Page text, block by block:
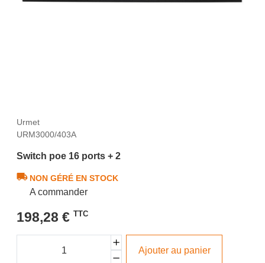
Urmet
URM3000/403A
Switch poe 16 ports + 2
NON GÉRÉ EN STOCK
A commander
198,28 € TTC
Ajouter au panier